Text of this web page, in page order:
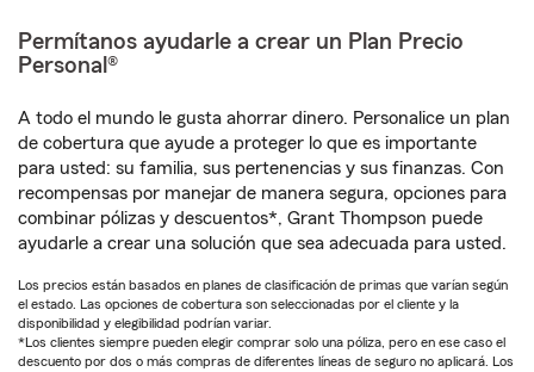
Permítanos ayudarle a crear un Plan Precio
Personal®
A todo el mundo le gusta ahorrar dinero. Personalice un plan
de cobertura que ayude a proteger lo que es importante
para usted: su familia, sus pertenencias y sus finanzas. Con
recompensas por manejar de manera segura, opciones para
combinar pólizas y descuentos*, Grant Thompson puede
ayudarle a crear una solución que sea adecuada para usted.
Los precios están basados en planes de clasificación de primas que varían según
el estado. Las opciones de cobertura son seleccionadas por el cliente y la
disponibilidad y elegibilidad podrían variar.
*Los clientes siempre pueden elegir comprar solo una póliza, pero en ese caso el
descuento por dos o más compras de diferentes líneas de seguro no aplicará. Los